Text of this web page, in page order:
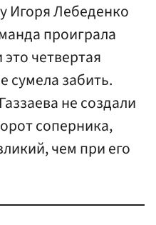
Игоря Лебеденко
проиграла
четвертая
сумела забить.
не создали
соперника,
чем при его